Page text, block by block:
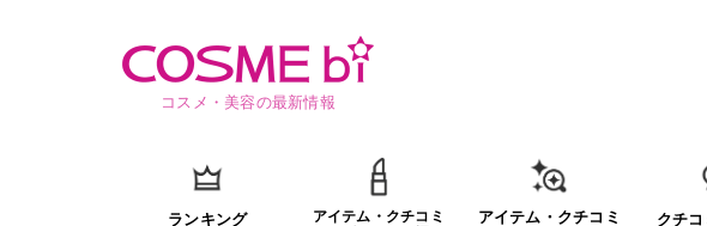
コスメ・美容の最新情報
ランキング
アイテム・クチコミ
アイテム・クチコミ
クチ